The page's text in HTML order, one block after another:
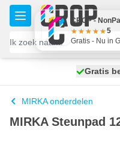
Ga naar de inhoud
Gratis
100 dagen
MIRKA onderdelen
MIRKA Steunpad
CROP -
5
Gratis - Nu in